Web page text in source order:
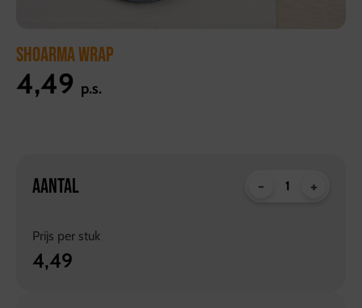
SHOARMA WRAP
4,49 p.s.
AANTAL - +
Prijs per stuk
4,49